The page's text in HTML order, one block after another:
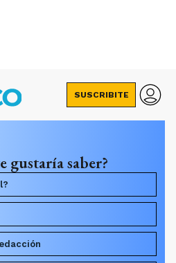
SUSCRIBITE
gustaría saber?